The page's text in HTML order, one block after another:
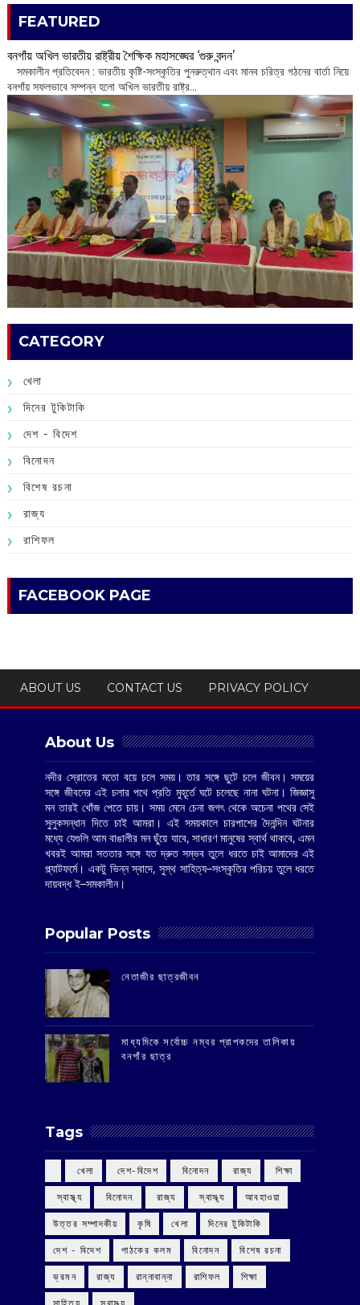
FEATURED
বনগাঁয় অখিল ভারতীয় রাষ্ট্রীয় শৈক্ষিক মহাসঙ্ঘের ‘গুরু বন্দন’
​ সমকালীন প্রতিবেদন : ভারতীয় কৃষ্টি-সংস্কৃতির পুনরুত্থান এবং মানব চরিত্র গঠনের বার্তা নিয়ে
বনগাঁয় সফলভাবে সম্পন্ন হলো অখিল ভারতীয় রাষ্ট্র...
CATEGORY
খেলা
দিনের টুকিটাকি
দেশ - বিদেশ
বিনোদন
বিশেষ রচনা
রাজ্য
রাশিফল
FACEBOOK PAGE
ABOUT US CONTACT US PRIVACY POLICY
About Us
নদীর স্রোতের মতো বয়ে চলে সময়। তার সঙ্গে ছুটে চলে জীবন। সময়ের
সঙ্গে জীবনের এই চলার পথে প্রতি মুহূর্তে ঘটে চলেছে নানা ঘটনা। জিজ্ঞাসু
মন তারই খোঁজ পেতে চায়। সময় মেনে চেনা জগৎ থেকে অচেনা পথের সেই
সুলুকসন্ধান দিতে চাই আমরা। এই সময়কালে চারপাশের দৈনন্দিন ঘটনার
মধ্যে যেগুলি আম বাঙালীর মন ছুঁয়ে যাবে, সাধারণ মানুষের স্বার্থ থাকবে, এমন
খবরই আমরা সততার সঙ্গে যত দ্রুত সম্ভব তুলে ধরতে চাই আমাদের এই
প্ল্যাটফর্মে। একটু ভিন্ন স্বাদে, সুস্থ সাহিত্য–সংস্কৃতির পরিচয় তুলে ধরতে
দায়বদ্ধ ই–সমকালীন।
Popular Posts
‌নেতাজীর ছাত্রজীবন
মাধ্যমিকে সর্বোচ্চ নম্বর প্রাপকদের তালিকায়
বনগাঁর ছাত্র
Tags
‌ খেলা ‌ দেশ-বিদেশ ‌ বিনোদন ‌ রাজ্য ‌ শিক্ষা
‌ স্বাস্থ্য ‌ বিনোদন ‌ রাজ্য ‌ স্বাস্থ্য আবহাওয়া
উত্তর সম্পাদকীয় কৃষি খেলা দিনের টুকিটাকি
দেশ - বিদেশ পাঠকের কলম বিনোদন বিশেষ রচনা
ভ্রমন রাজ্য রান্নাবান্না রাশিফল শিক্ষা